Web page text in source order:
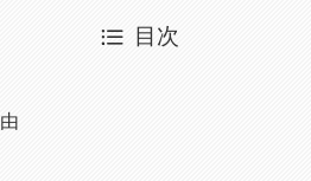
目次